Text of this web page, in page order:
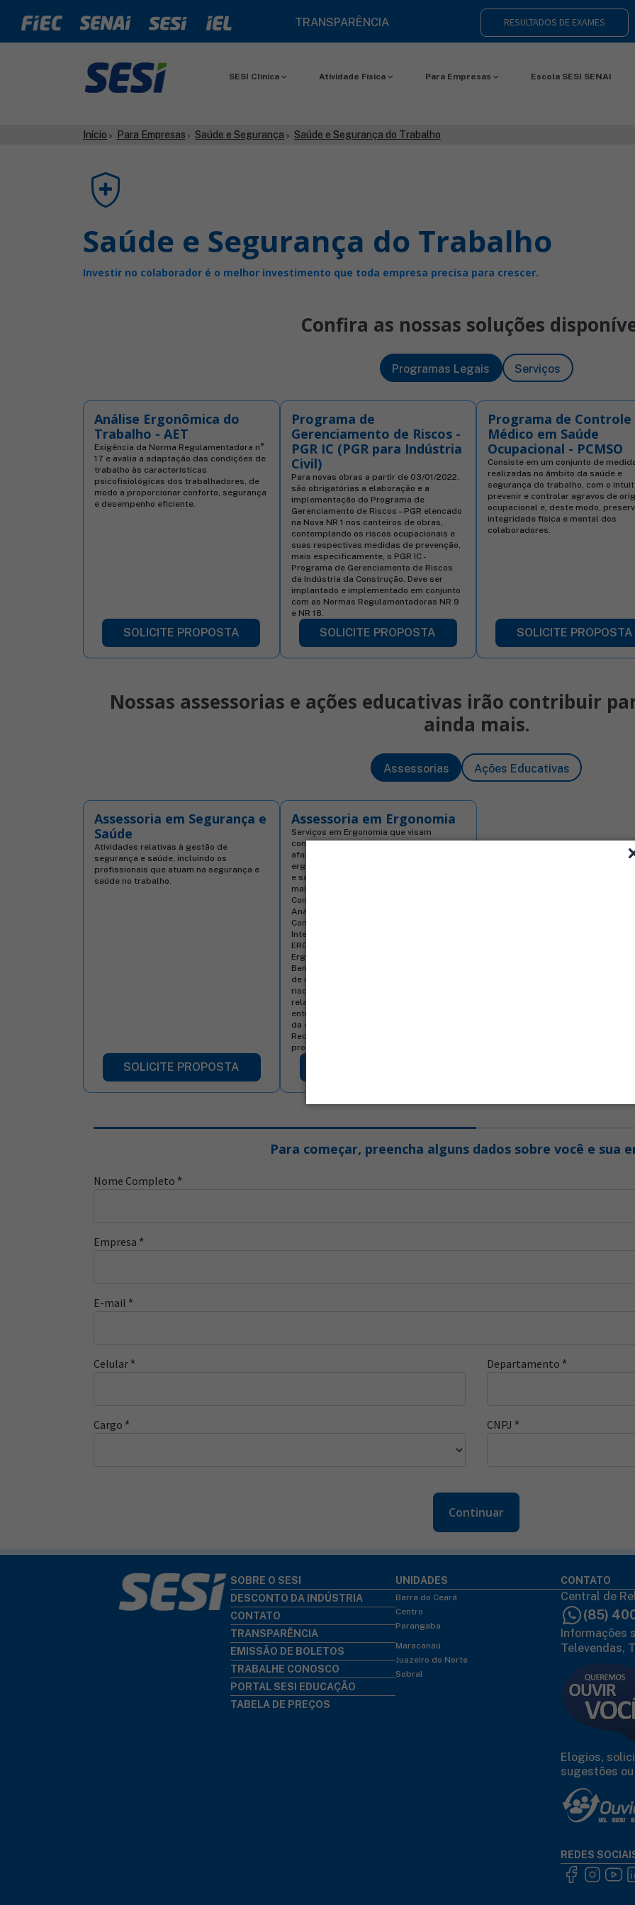
TRANSPARÊNCIA RESULTADOS DE EXAMES
SESI Clínica Atividade Física Para Empresas Escola SESI SENAI
Início Para Empresas Saúde e Segurança Saúde e Segurança do Trabalho
Saúde e Segurança do Trabalho
Investir no colaborador é o melhor investimento que toda empresa precisa para crescer.
Confira as nossas soluções
Programas Legais Serviços
Análise Ergonômica do
Trabalho - AET
Exigência da Norma Regulamentadora n°
17 e avalia a adaptação das condições de
trabalho às características
psicofisiológicas dos trabalhadores, de
modo a proporcionar conforto, segurança
e desempenho eficiente.
SOLICITE PROPOSTA
Programa de
Gerenciamento de Riscos -
PGR IC (PGR para Indústria
Civil)
Para novas obras a partir de 03/01/2022,
são obrigatórias a elaboração e a
implementação do Programa de
Gerenciamento de Riscos – PGR elencado
na Nova NR 1 nos canteiros de obras,
contemplando os riscos ocupacionais e
suas respectivas medidas de prevenção,
mais especificamente, o PGR IC -
Programa de Gerenciamento de Riscos
da Indústria da Construção. Deve ser
implantado e implementado em conjunto
com as Normas Regulamentadoras NR 9
e NR 18.
SOLICITE PROPOSTA
Programa de Controle
Médico em Saúde
Ocupacional - PCMSO
Consiste em um conjunto de
realizadas no âmbito da saúde e
segurança do trabalho, com o
prevenir e controlar agravos de
ocupacional e, deste modo,
integridade física e mental dos
colaboradores.
SOLICITE PROPOSTA
Nossas assessorias e ações educativas irão contribuir
ainda mais.
Assessorias Ações Educativas
Assessoria em Segurança e
Saúde
Atividades relativas à gestão de
segurança e saúde, incluindo os
profissionais que atuam na segurança e
saúde no trabalho.
SOLICITE PROPOSTA
Assessoria em Ergonomia
Serviços em Ergonomia que visam
contribuir para a redução de doenças e
afastamentos decorrentes dos riscos
ergonômicos, promovendo mais conforto
e segurança para os trabalhadores e
mais produtividade para a indústria.
Conheça os módulos dos serviços:
Análise Ergonômica do Trabalho - AET
Comitê Ergonômico - COERGO Sistema
Integrado de Gestão em Ergonomia - SIG-
ERGO Assessoria em Ergonomia
Ergonomia de Prevenção de Acidentes
Benefícios para a empresa: Implantação
de melhorias ergonômicas Diminuição dos
riscos de acidentes e doenças
relacionadas ao trabalho (LER / DORT,
entre outras) Redução de ações judiciais
da empresa por questões ergonômicas
Redução do absenteísmo e aumento da
produtividade
Para começar, preencha alguns dados sobre você e sua
Nome Completo *
Empresa *
E-mail *
Celular * Departamento *
Cargo * CNPJ *
Continuar
SOBRE O SESI
DESCONTO DA INDÚSTRIA
CONTATO
TRANSPARÊNCIA
EMISSÃO DE BOLETOS
TRABALHE CONOSCO
PORTAL SESI EDUCAÇÃO
TABELA DE PREÇOS
UNIDADES
Barra do Ceará
Centro
Parangaba
Maracanaú
Juazeiro do Norte
Sobral
CONTATO
Central de
(85)
Informações
Televendas,
Elogios,
sugestões
REDES